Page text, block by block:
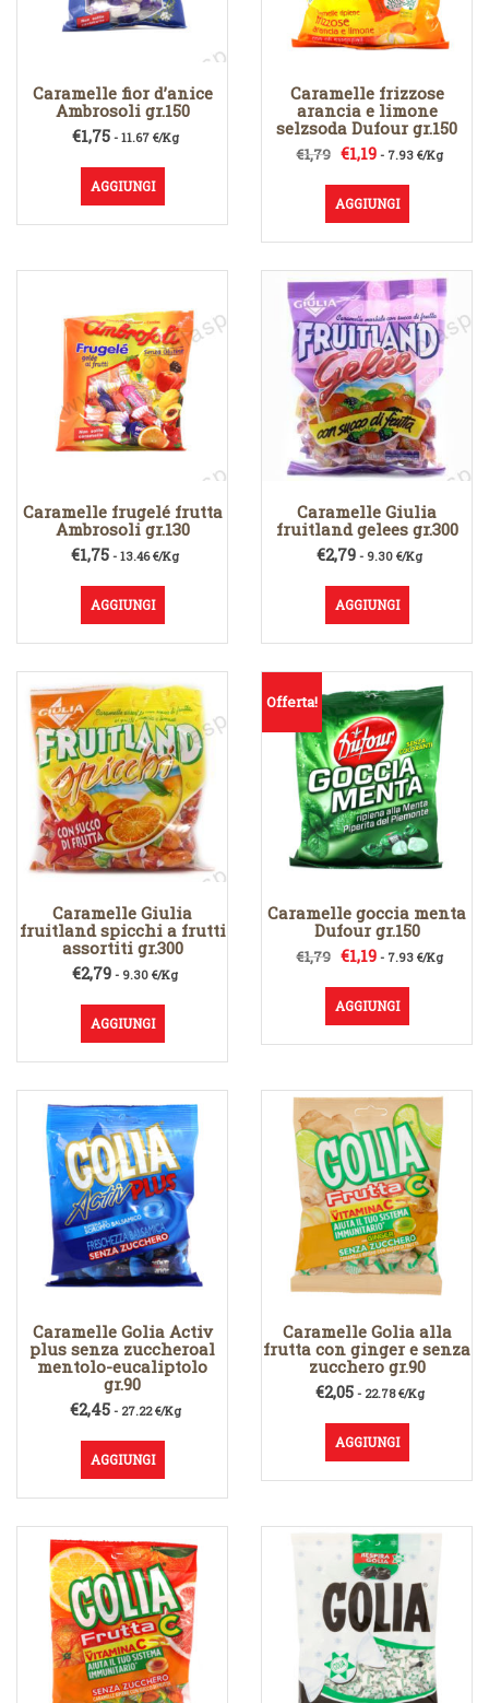
Caramelle fior d’anice
Ambrosoli gr.150
€1,75- 11.67 €/Kg
AGGIUNGI
Caramelle frizzose
arancia e limone
selzsoda Dufour gr.150
€1,79 Il
originale
era:
€1,79.
€1,19Il
attuale
è:
€1,19.
- 7.93 €/Kg
AGGIUNGI
Caramelle frugelé frutta
Ambrosoli gr.130
€1,75 - 13.46 €/Kg
AGGIUNGI
Caramelle Giulia
fruitland gelees gr.300
€2,79 - 9.30 €/Kg
AGGIUNGI
Caramelle Giulia
fruitland spicchi a frutti
assortiti gr.300
€2,79 - 9.30 €/Kg
AGGIUNGI
Offerta!
Caramelle goccia menta
Dufour gr.150
€1,79 Il
originale
era:
€1,79.
€1,19Il
attuale
è:
€1,19.
- 7.93 €/Kg
AGGIUNGI
Caramelle Golia Activ
plus senza zuccheroal
mentolo-eucaliptolo
gr.90
€2,45- 27.22 €/Kg
AGGIUNGI
Caramelle Golia alla
frutta con ginger e senza
zucchero gr.90
€2,05- 22.78 €/Kg
AGGIUNGI